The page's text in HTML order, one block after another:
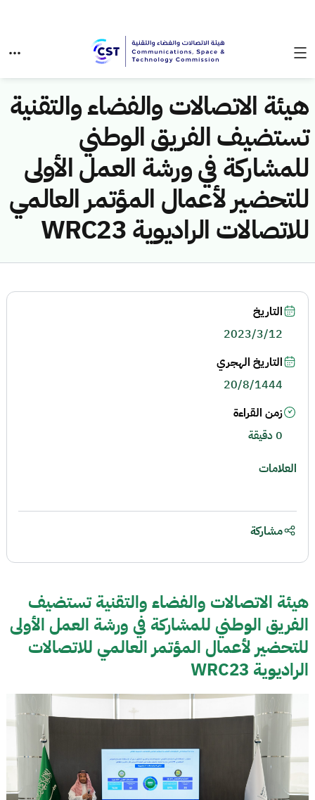
هيئة الاتصالات والفضاء والتقنية
تستضيف الفريق الوطني
للمشاركة في ورشة العمل الأولى
للتحضير لأعمال المؤتمر العالمي
للاتصالات الراديوية WRC23
هيئة الاتصالات والفضاء والتقنية تستضيف
الفريق الوطني للمشاركة في ورشة العمل الأولى
للتحضير لأعمال المؤتمر العالمي للاتصالات
الراديوية WRC23
التاريخ
2023/3/12
التاريخ الهجري
20/8/1444
زمن القراءة
0 دقيقة
العلامات
مشاركة